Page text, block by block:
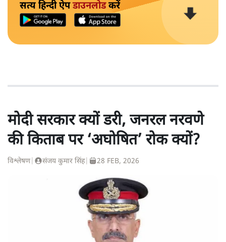
सत्य हिन्दी ऐपडाउनलोडकरें
मोदी सरकार क्यों डरी, जनरल नरवणे
की किताब पर ‘अघोषित’ रोक क्यों?
विश्लेषण| संजय कुमार सिंह| 28 FEB, 2026